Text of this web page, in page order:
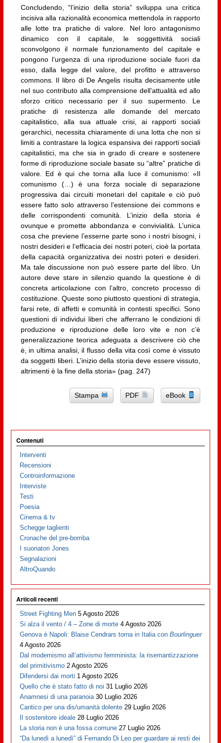
Concludendo, “l’inizio della storia” sviluppa una critica
incisiva alla razionalità economica mettendola in rapporto
alle lotte tra pratiche di valore. Nel loro antagonismo
dinamico con il capitale, le soggettività sociali
sconvolgono il normale funzionamento del capitale e
pongono l’urgenza di una riproduzione sociale fuori da
esso, dalla legge del valore, del profitto e attraverso
commons. Il libro di De Angelis risulta decisamente utile
nel suo contributo alla comprensione dell’attualità ed allo
sforzo critico necessario per il suo supermento. Le
pratiche di resistenza alle domande del mercato
capitalistico, alla sua attuale crisi, ai rapporti sociali
gerarchici, necessita chiaramente di una lotta che non si
limiti a contrastare la logica espansiva dei rapporti sociali
capitalistici, ma che sia in grado di creare e sostenere
forme di riproduzione sociale basate su “altre” pratiche di
valore. Ed è qui che torna alla luce il comunismo: «Il
comunismo (…) è una forza sociale di separazione
progressiva dai circuiti monetari del capitale e ciò può
essere fatto solo attraverso l’estensione dei commons e
delle corrispondenti comunità. L’inizio della storia è
ovunque e promette abbondanza e convivialità. L’unica
cosa che previene l’esserne parte sono i nostri bisogni, i
nostri desideri e l’efficacia dei nostri poteri, cioè la portata
della capacità organizzativa dei nostri poteri e desideri.
Ma tale discussione non può essere parte del libro. Un
autore deve stare in silenzio quando la questione è di
concreta articolazione con l’altro, concreto processo di
costituzione. Queste sono piuttosto questioni di strategia,
farsi rete, di affetti e comunità in contesti specifici. Sono
questioni di individui liberi che afferrano le condizioni di
produzione e riproduzione delle loro vite e non c’è
generalizzazione teorica adeguata a descrivere ciò che
è, in ultima analisi, il flusso della vita così come è vissuto
da soggetti liberi. L’inizio della storia deve essere vissuto,
altrimenti è la fine della storia» (pag. 247)
Stampa PDF eBook
Contenuti
Interventi
Recensioni
Controinformazione
Interviste
Testi
Poesia
Cinema & tv
Schegge taglienti
Cronache del pre-bomba
I suonatori Jones
Segnalazioni
AltroQuando
Articoli recenti
Street Fighting Men 5 Agosto 2026
Si alza il vento / 4 – Zone di morte 4 Agosto 2026
Genova è Napoli: Blaise Cendrars torna in Italia conBourlinguer
4 Agosto 2026
Dal modernismo all’attivismo femminista: la risemantizzazione
del primitivismo 2 Agosto 2026
Difendersi dai morti 1 Agosto 2026
Quello che è stato fatto di noi 31 Luglio 2026
Anamnesi di una paranoia 30 Luglio 2026
Cantico per una dis/umanità dolente 29 Luglio 2026
Il sostenitore ideale 28 Luglio 2026
La storia non è una fossa comune 27 Luglio 2026
“Da lunedì a lunedì” di Fernando Di Leo per guardare ai resti dei